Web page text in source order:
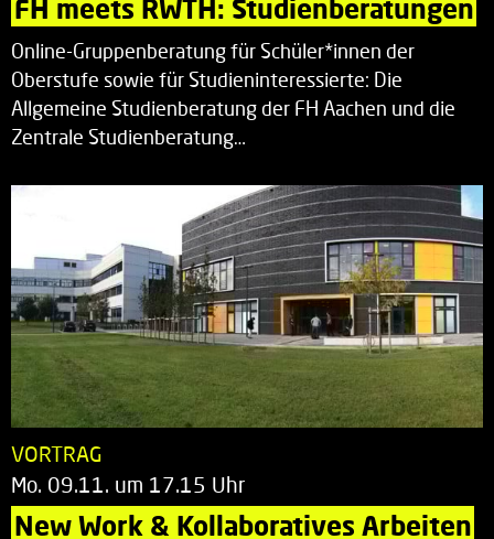
FH meets RWTH: Studienberatungen
Online-Gruppenberatung für Schüler*innen der
Oberstufe sowie für Studieninteressierte: Die
Allgemeine Studienberatung der FH Aachen und die
Zentrale Studienberatung…
VORTRAG
Mo. 09.11. um 17.15 Uhr
New Work & Kollaboratives Arbeiten